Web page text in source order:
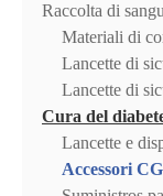
Raccolta di
Materiali di
Lancette di
Lancette di
Cura del
Lancette e
Accessori